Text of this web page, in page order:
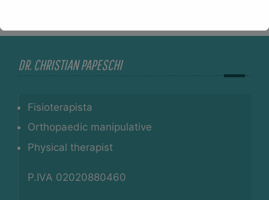
DR. CHRISTIAN PAPESCHI
Fisioterapista
Orthopaedic manipulative
Physical therapist
P.IVA 02020880460